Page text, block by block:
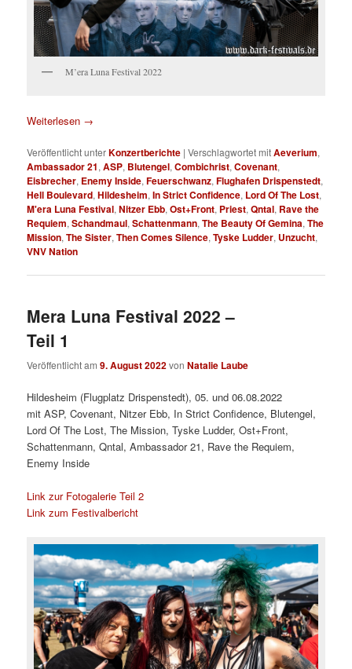
M’era Luna Festival 2022
Weiterlesen →
Veröffentlicht unterKonzertberichte |Verschlagwortet mitAeverium,
Ambassador 21,ASP, Blutengel,Combichrist,Covenant,
Eisbrecher, Enemy Inside,Feuerschwanz,Flughafen Drispenstedt,
Hell Boulevard,Hildesheim,In Strict Confidence, Lord Of The Lost,
M'era Luna Festival,Nitzer Ebb,Ost+Front, Priest,Qntal, Rave the
Requiem,Schandmaul,Schattenmann,The Beauty Of Gemina,The
Mission,The Sister,Then Comes Silence,Tyske Ludder, Unzucht,
VNV Nation
Mera Luna Festival 2022 –
Teil 1
Veröffentlicht am9. August 2022vonNatalie Laube
Hildesheim (Flugplatz Drispenstedt), 05. und 06.08.2022
mit ASP, Covenant, Nitzer Ebb, In Strict Confidence, Blutengel,
Lord Of The Lost, The Mission, Tyske Ludder, Ost+Front,
Schattenmann, Qntal, Ambassador 21, Rave the Requiem,
Enemy Inside
Link zur Fotogalerie Teil 2
Link zum Festivalbericht